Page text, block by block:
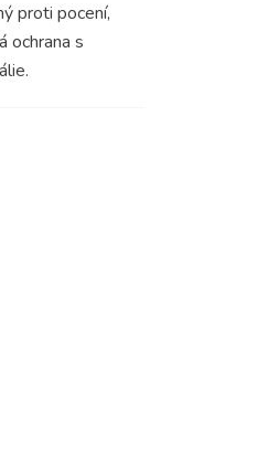
proti pocení,
ochrana s